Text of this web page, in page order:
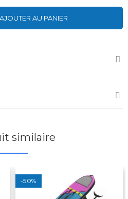
AJOUTER AU PANIER
similaire
-50%